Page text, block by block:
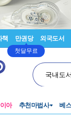
책 만권당
첫달무료
외국도서
국내도
아 추천마법사 베